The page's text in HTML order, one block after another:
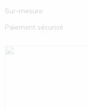
Sur-mesure
Paiement sécurisé